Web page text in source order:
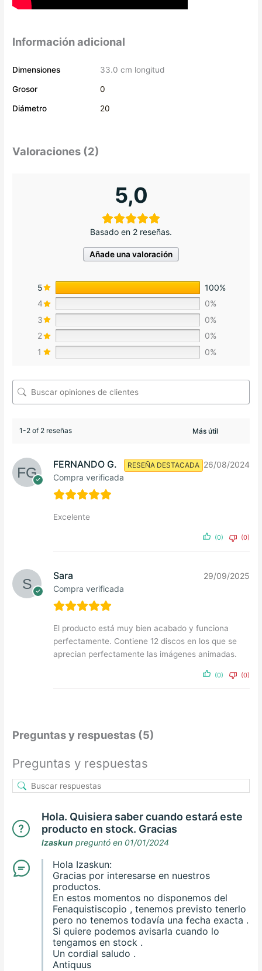
Información adicional
Dimensiones 33.0 cm longitud
Grosor 0
Diámetro 20
Valoraciones (2)
5,0
Basado en 2 reseñas.
Añade una valoración
5
100%
4
0%
3
0%
2
0%
1
0%
1-2 of 2 reseñas
FERNANDO G.
Compra verificada
RESEÑA DESTACADA 26/08/2024
Excelente
(0) (0)
Sara
Compra verificada
29/09/2025
El producto está muy bien acabado y funciona
perfectamente. Contiene 12 discos en los que se
aprecian perfectamente las imágenes animadas.
(0) (0)
Preguntas y respuestas (5)
Preguntas y respuestas
Hola. Quisiera saber cuando estará este
producto en stock. Gracias
Izaskun preguntó en 01/01/2024
Hola Izaskun:
Gracias por interesarse en nuestros
productos.
En estos momentos no disponemos del
Fenaquistiscopio , tenemos previsto tenerlo
pero no tenemos todavía una fecha exacta .
Si quiere podemos avisarla cuando lo
tengamos en stock .
Un cordial saludo .
Antiquus